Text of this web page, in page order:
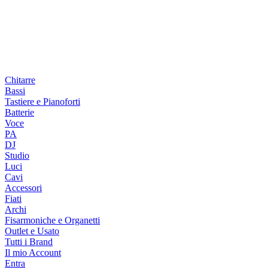
Chitarre
Bassi
Tastiere e Pianoforti
Batterie
Voce
PA
DJ
Studio
Luci
Cavi
Accessori
Fiati
Archi
Fisarmoniche e Organetti
Outlet e Usato
Tutti i Brand
Il mio Account
Entra